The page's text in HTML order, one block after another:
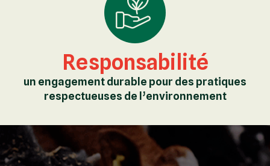
Responsabilité
un engagement durable pour des pratiques
respectueuses de l’environnement